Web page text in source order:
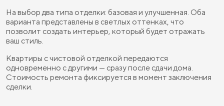
На выбор два типа отделки: базовая и улучшенная. Оба
варианта представлены в светлых оттенках, что
позволит создать интерьер, который будет отражать
ваш стиль.
Квартиры с чистовой отделкой передаются
одновременно с другими — сразу после сдачи дома.
Стоимость ремонта фиксируется в момент заключения
сделки.